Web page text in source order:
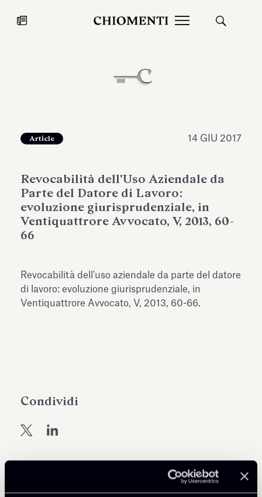
27 LUG 2026
Fondazione Torlonia inaugura la
dell’Antiquarium di Villa Albani
Torlonia
Leggi tutto
Article 14 GIU 2017
Revocabilità dell'Uso Aziendale da
Parte del Datore di Lavoro:
evoluzione giurisprudenziale, in
Ventiquattrore Avvocato, V, 2013, 60-
66
Revocabilità dell'uso aziendale da parte del datore
di lavoro: evoluzione giurisprudenziale, in
Ventiquattrore Avvocato, V, 2013, 60-66.
Condividi